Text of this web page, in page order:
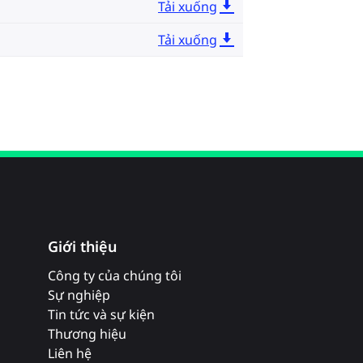
Tải xuống
Tải xuống
Giới thiệu
Công ty của chúng tôi
Sự nghiệp
Tin tức và sự kiện
Thương hiệu
Liên hệ